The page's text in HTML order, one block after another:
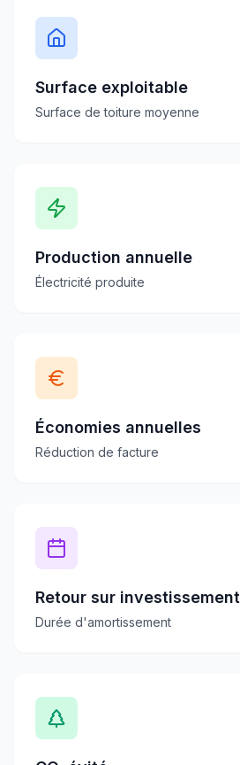
Surface exploitable
Surface de toiture moyenne
Production annuelle
Électricité produite
Économies annuelles
Réduction de facture
Retour sur investissement
Durée d'amortissement